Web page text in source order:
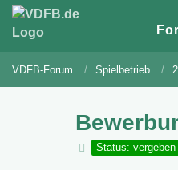
VDFB-Forum Spielbetrieb
Status: vergeben